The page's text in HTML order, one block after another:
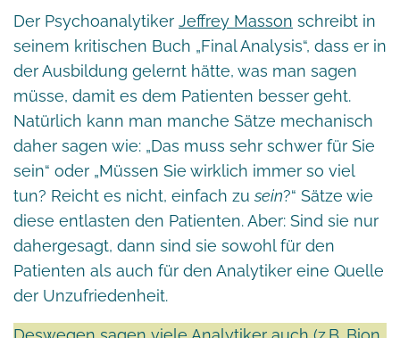
Der Psychoanalytiker Jeffrey Masson schreibt in
seinem kritischen Buch „Final Analysis“, dass er in
der Ausbildung gelernt hätte, was man sagen
müsse, damit es dem Patienten besser geht.
Natürlich kann man manche Sätze mechanisch
daher sagen wie: „Das muss sehr schwer für Sie
sein“ oder „Müssen Sie wirklich immer so viel
tun? Reicht es nicht, einfach zusein?“ Sätze wie
diese entlasten den Patienten. Aber: Sind sie nur
dahergesagt, dann sind sie sowohl für den
Patienten als auch für den Analytiker eine Quelle
der Unzufriedenheit.